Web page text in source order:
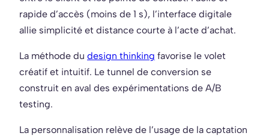
rapide d’accès (moins de 1 s), l’interface digitale
allie simplicité et distance courte à l’acte d’achat.
La méthode du design thinking favorise le volet
créatif et intuitif. Le tunnel de conversion se
construit en aval des expérimentations de A/B
testing.
La personnalisation relève de l’usage de la captation